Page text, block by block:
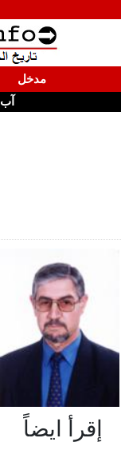
مدخل
آب 6 ,2026
إقرأ ايضاً